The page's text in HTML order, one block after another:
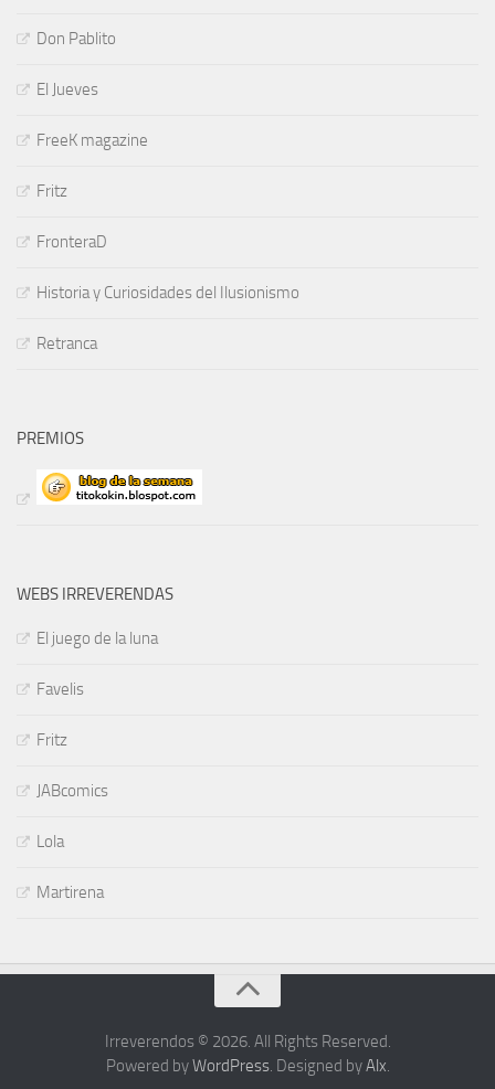
Don Pablito
El Jueves
FreeK magazine
Fritz
FronteraD
Historia y Curiosidades del Ilusionismo
Retranca
PREMIOS
WEBS IRREVERENDAS
El juego de la luna
Favelis
Fritz
JABcomics
Lola
Martirena
Irreverendos © 2026. All Rights Reserved.
Powered byWordPress. Designed byAlx.